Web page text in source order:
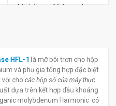
Mỡ bôi trơn Molygraph
0
HFL-1 là mỡ bôi trơn cho hộp
và phụ gia tổng hợp đặc biệt
cho các hộp số của máy thực
dựa trên kết hợp dầu khoáng
molybdenum Harmonic có